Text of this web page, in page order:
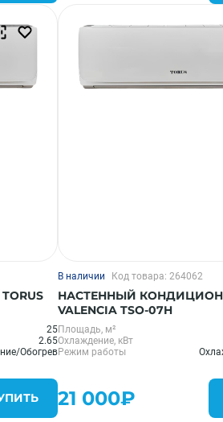
25
2.65
Обогрев
В наличии Код товара: 264062
НАСТЕННЫЙ
VALENCIA TSO-07H
Площадь, м²
Охлаждение, кВт
Режим работы
21 000₽